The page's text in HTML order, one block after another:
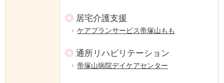
◎ 居宅介護支援
ケアプランサービス帝塚山もも
◎ 通所リハビリテーション
帝塚山病院デイケアセンター